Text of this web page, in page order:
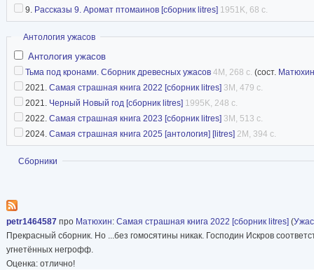
9. Рассказы 9. Аромат птомаинов [сборник litres] 1951K, 68 с.
Скрыть
Антология ужасов
Антология ужасов
Тьма под кронами. Сборник древесных ужасов 4M, 268 с. (сост. Матюхин
2021. Самая страшная книга 2022 [сборник litres] 3M, 479 с.
2021. Черный Новый год [сборник litres] 1995K, 248 с.
2022. Самая страшная книга 2023 [сборник litres] 3M, 513 с.
2024. Самая страшная книга 2025 [антология] [litres] 2M, 394 с.
Показать
Сборники
petr1464587 про Матюхин: Самая страшная книга 2022 [сборник litres] (
Прекрасный сборник. Но ...без гомосятины никак. Господин Искров
угнетённых негрофф.
Оценка: отлично!